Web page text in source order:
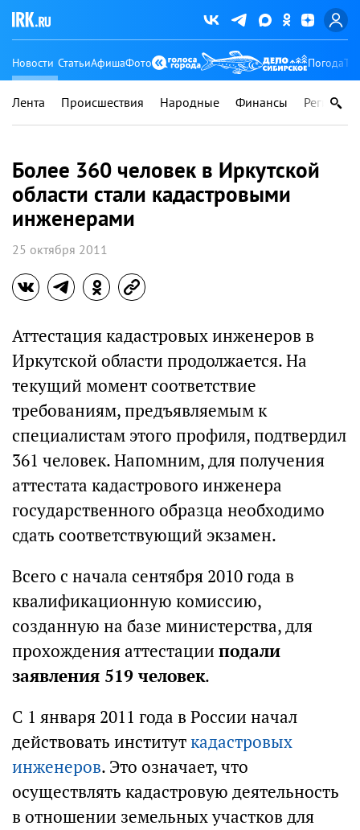
Новости СтатьиАфишаФото Погода
Лента Происшествия Народные Финансы Регионы
Более 360 человек в Иркутской
области стали кадастровыми
инженерами
25 октября 2011
Аттестация кадастровых инженеров в
Иркутской области продолжается. На
текущий момент соответствие
требованиям, предъявляемым к
специалистам этого профиля, подтвердил
361 человек. Напомним, для получения
аттестата кадастрового инженера
государственного образца необходимо
сдать соответствующий экзамен.
Всего с начала сентября 2010 года в
квалификационную комиссию,
созданную на базе министерства, для
прохождения аттестации подали
заявления 519 человек.
С 1 января 2011 года в России начал
действовать институткадастровых
инженеров. Это означает, что
осуществлять кадастровую деятельность
в отношении земельных участков для